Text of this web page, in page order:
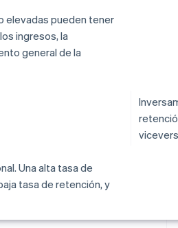
elevadas pueden tener
ingresos, la
general de la
Una alta tasa de
tasa de retención, y